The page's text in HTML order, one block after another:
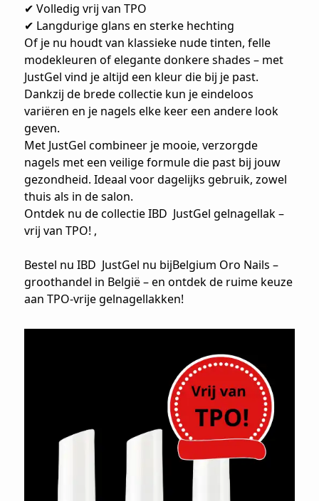
✔ Volledig vrij van TPO
✔ Langdurige glans en sterke hechting
Of je nu houdt van klassieke nude tinten, felle
modekleuren of elegante donkere shades – met
JustGel vind je altijd een kleur die bij je past.
Dankzij de brede collectie kun je eindeloos
variëren en je nagels elke keer een andere look
geven.
Met JustGel combineer je mooie, verzorgde
nagels met een veilige formule die past bij jouw
gezondheid. Ideaal voor dagelijks gebruik, zowel
thuis als in de salon.
Ontdek nu de collectie IBD JustGel gelnagellak –
vrij van TPO! ,
Bestel nu IBD JustGel nu bijBelgium Oro Nails –
groothandel in België – en ontdek de ruime keuze
aan TPO-vrije gelnagellakken!